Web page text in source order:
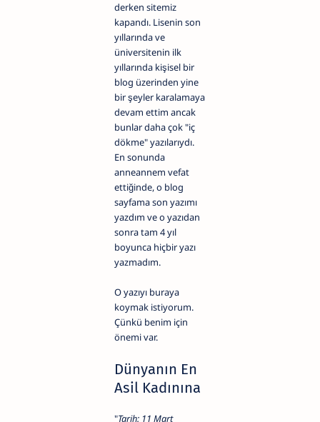
derken sitemiz
kapandı. Lisenin son
yıllarında ve
üniversitenin ilk
yıllarında kişisel bir
blog üzerinden yine
bir şeyler karalamaya
devam ettim ancak
bunlar daha çok "iç
dökme" yazılarıydı.
En sonunda
anneannem vefat
ettiğinde, o blog
sayfama son yazımı
yazdım ve o yazıdan
sonra tam 4 yıl
boyunca hiçbir yazı
yazmadım.
O yazıyı buraya
koymak istiyorum.
Çünkü benim için
önemi var.
Dünyanın En
Asil Kadınına
"Tarih: 11 Mart